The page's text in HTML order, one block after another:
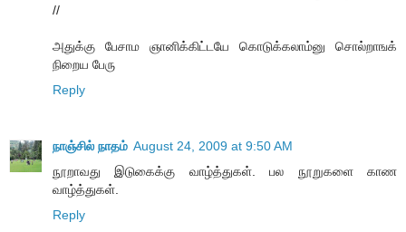
//
அதுக்கு பேசாம ஞானிக்கிட்டயே கொடுக்கலாம்னு சொல்றாஙக்
நிறைய பேரு
Reply
நாஞ்சில் நாதம் August 24, 2009 at 9:50 AM
நூறாவது இடுகைக்கு வாழ்த்துகள். பல நூறுகளை காண
வாழ்த்துகள்.
Reply